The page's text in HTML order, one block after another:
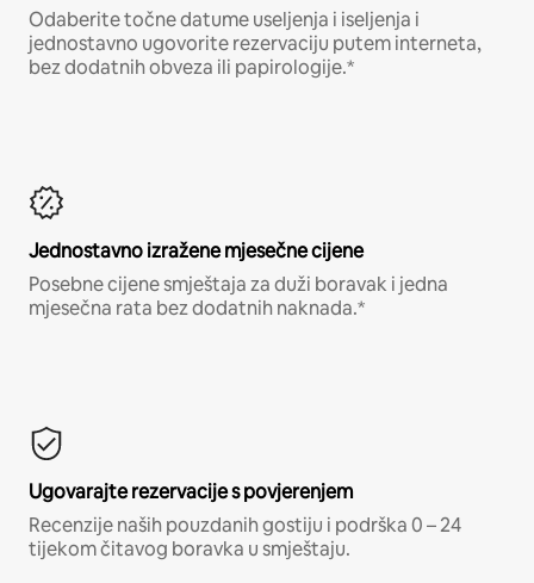
Odaberite točne datume useljenja i iseljenja i
jednostavno ugovorite rezervaciju putem interneta,
bez dodatnih obveza ili papirologije.*
Jednostavno izražene mjesečne cijene
Posebne cijene smještaja za duži boravak i jedna
mjesečna rata bez dodatnih naknada.*
Ugovarajte rezervacije s povjerenjem
Recenzije naših pouzdanih gostiju i podrška 0 – 24
tijekom čitavog boravka u smještaju.